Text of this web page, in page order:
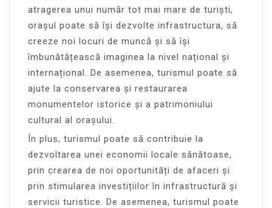
atragerea unui număr tot mai mare de turiști,
orașul poate să își dezvolte infrastructura, să
creeze noi locuri de muncă și să își
îmbunătățească imaginea la nivel național și
internațional. De asemenea, turismul poate să
ajute la conservarea și restaurarea
monumentelor istorice și a patrimoniului
cultural al orașului.
În plus, turismul poate să contribuie la
dezvoltarea unei economii locale sănătoase,
prin crearea de noi oportunități de afaceri și
prin stimularea investițiilor în infrastructură și
servicii turistice. De asemenea, turismul poate